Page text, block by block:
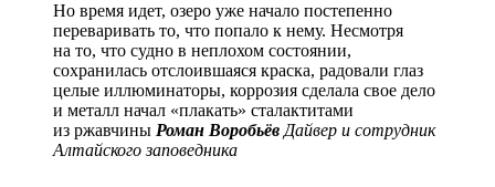
Но время идет, озеро уже начало постепенно
переваривать то, что попало к нему. Несмотря
на то, что судно в неплохом состоянии,
сохранилась отслоившаяся краска, радовали глаз
целые иллюминаторы, коррозия сделала свое дело
и металл начал «плакать» сталактитами
из ржавчины Роман Воробьёв Дайвер и сотрудник
Алтайского заповедника